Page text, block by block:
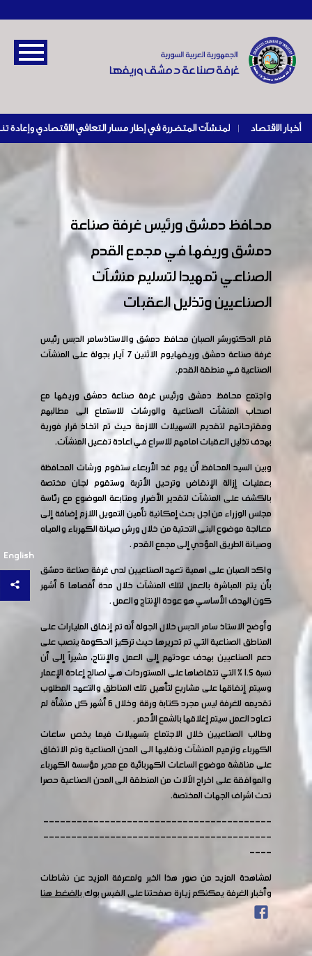
أخبار الاقتصاد |
English
محافظ دمشق ورئيس غرفة صناعة
دمشق وريفها في مجمع القدم
الصناعي تمهيدا لتسليم منشآت
الصناعيين وتذليل العقبات
قام الدكتوربشر الصبان محافظ دمشق واﻻستاذسامر الدبس رئيس
غرفة صناعة دمشق وريفهايوم الاثنين 7 آيار بجولة على المنشآت
الصناعية في منطقة القدم.
واجتمع محافظ دمشق ورئيس غرفة صناعة دمشق وريفها مع
اصحاب المنشآت الصناعية والورشات للاستماع الى مطالبهم
ومقترحاتهم لتقديم التسهيلات اللازمة حيث تم اتخاذ قرار فورية
بهدف تذليل العقبات امامهم للاسراع في اعادة تفعيل المنشآت.
وبين السيد المحافظ أن يوم غد الأربعاء ستقوم ورشات المحافظة
بعمليات إزالة الإنقاض وترحيل الأتربة وستقوم لجان مختصة
بالكشف على المنشآت لتقدير الأضرار ومتابعة الموضوع مع رئاسة
مجلس الوزراء من اجل بحث إمكانية تأمين التمويل اللازم إضافة إلى
معالجة موضوع البنى التحتية من خلال ورش صيانة الكهرباء والمياه
وصيانة الطريق المؤدي إلى مجمع القدم .
واكد الصبان على اهمية تعهد الصناعيين لدى غرفة صناعة دمشق
بأن يتم المباشرة بالعمل لتلك المنشآت خلال مدة أقصاها 6 أشهر
كون الهدف الأساسي هو عودة الإنتاج والعمل .
وأوضح اﻻستاذ سامر الدبس خلال الجولة أنه تم إنفاق المليارات على
المناطق الصناعية التي تم تحريرها حيث تركيز الحكومة ينصب على
دعم الصناعيين بهدف عودتهم إلى العمل والإنتاج، مشيراً إلى أن
نسبة 1.5 % التي تتقاضاها على المستوردات هي لصالح إعادة الإعمار
وسيتم إنفاقها على مشاريع لتأهيل تلك المناطق والتعهد المطلوب
تقديمه للغرفة ليس مجرد كتابة ورقة وخلال 6 أشهر كل منشأة لم
تعاود العمل سيتم إغلاقها بالشمع الأحمر .
وطالب الصناعيين خلال الاجتماع بتسهيلات فيما يخص ساعات
الكهرباء وترميم المنشآت ونقليها الى المدن الصناعية وتم الاتفاق
على مناقشة موضوع الساعات الكهربائية مع مدير مؤسسة الكهرباء
والموافقة على اخراج الآلات من المنطقة الى المدن الصناعية حصرا
تحت اشراف الجهات المختصة.
-----------------------------------------
-----------------------------------------
----
لمشاهدة المزيد من صور هذا الخبر ولمعرفة المزيد عن نشاطات
وأخبار الغرفة يمكنكم زيارة صفحتنا على الفيس بوكبالضغط هنا